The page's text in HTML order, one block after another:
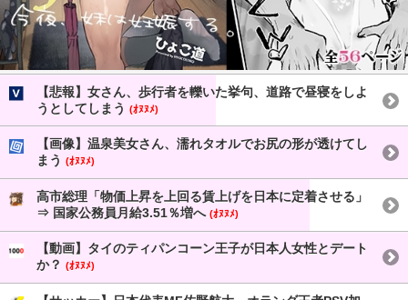
【悲報】女さん、歩行者を轢いた挙句、道路で昼寝をしよ
うとしてしまう (ｵﾇﾇﾒ)
【画像】温泉美女さん、濡れタオルでお尻の形が透けてし
まう (ｵﾇﾇﾒ)
高市総理「物価上昇を上回る賃上げを日本に定着させる」
⇒ 国家公務員月給3.51％増へ (ｵﾇﾇﾒ)
【動画】タイのティパンコーン王子が日本人女性とデート
か？ (ｵﾇﾇﾒ)